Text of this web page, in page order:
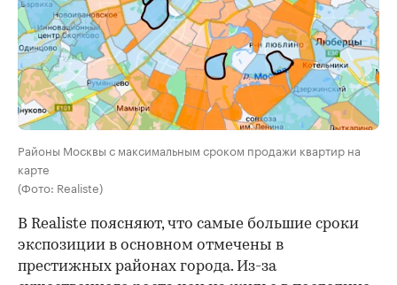
Районы Москвы с максимальным сроком продажи квартир на
карте
(Фото: Realiste)
В Realiste поясняют, что самые большие сроки
экспозиции в основном отмечены в
престижных районах города. Из-за